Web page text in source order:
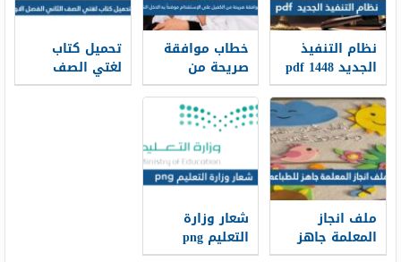
نظام التنفيذ
الجديد 1448 pdf
خطاب موافقة
صريحة من
الكفيل على
الإستقدام
موضحاً به الدخل
الشهري 1448
تحميل كتاب
لغتي الصف
الثاني الفصل
ملف انجاز
المعلمة جاهز
للطباعه 1448
شعار وزارة
التعليم png
الجديد 1448